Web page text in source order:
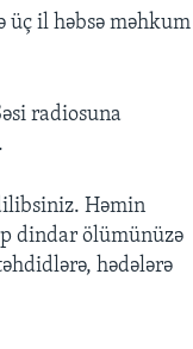
üç il həbsə məhkum
radiosuna
Həmin
dindar ölümünüzə
hədələrə